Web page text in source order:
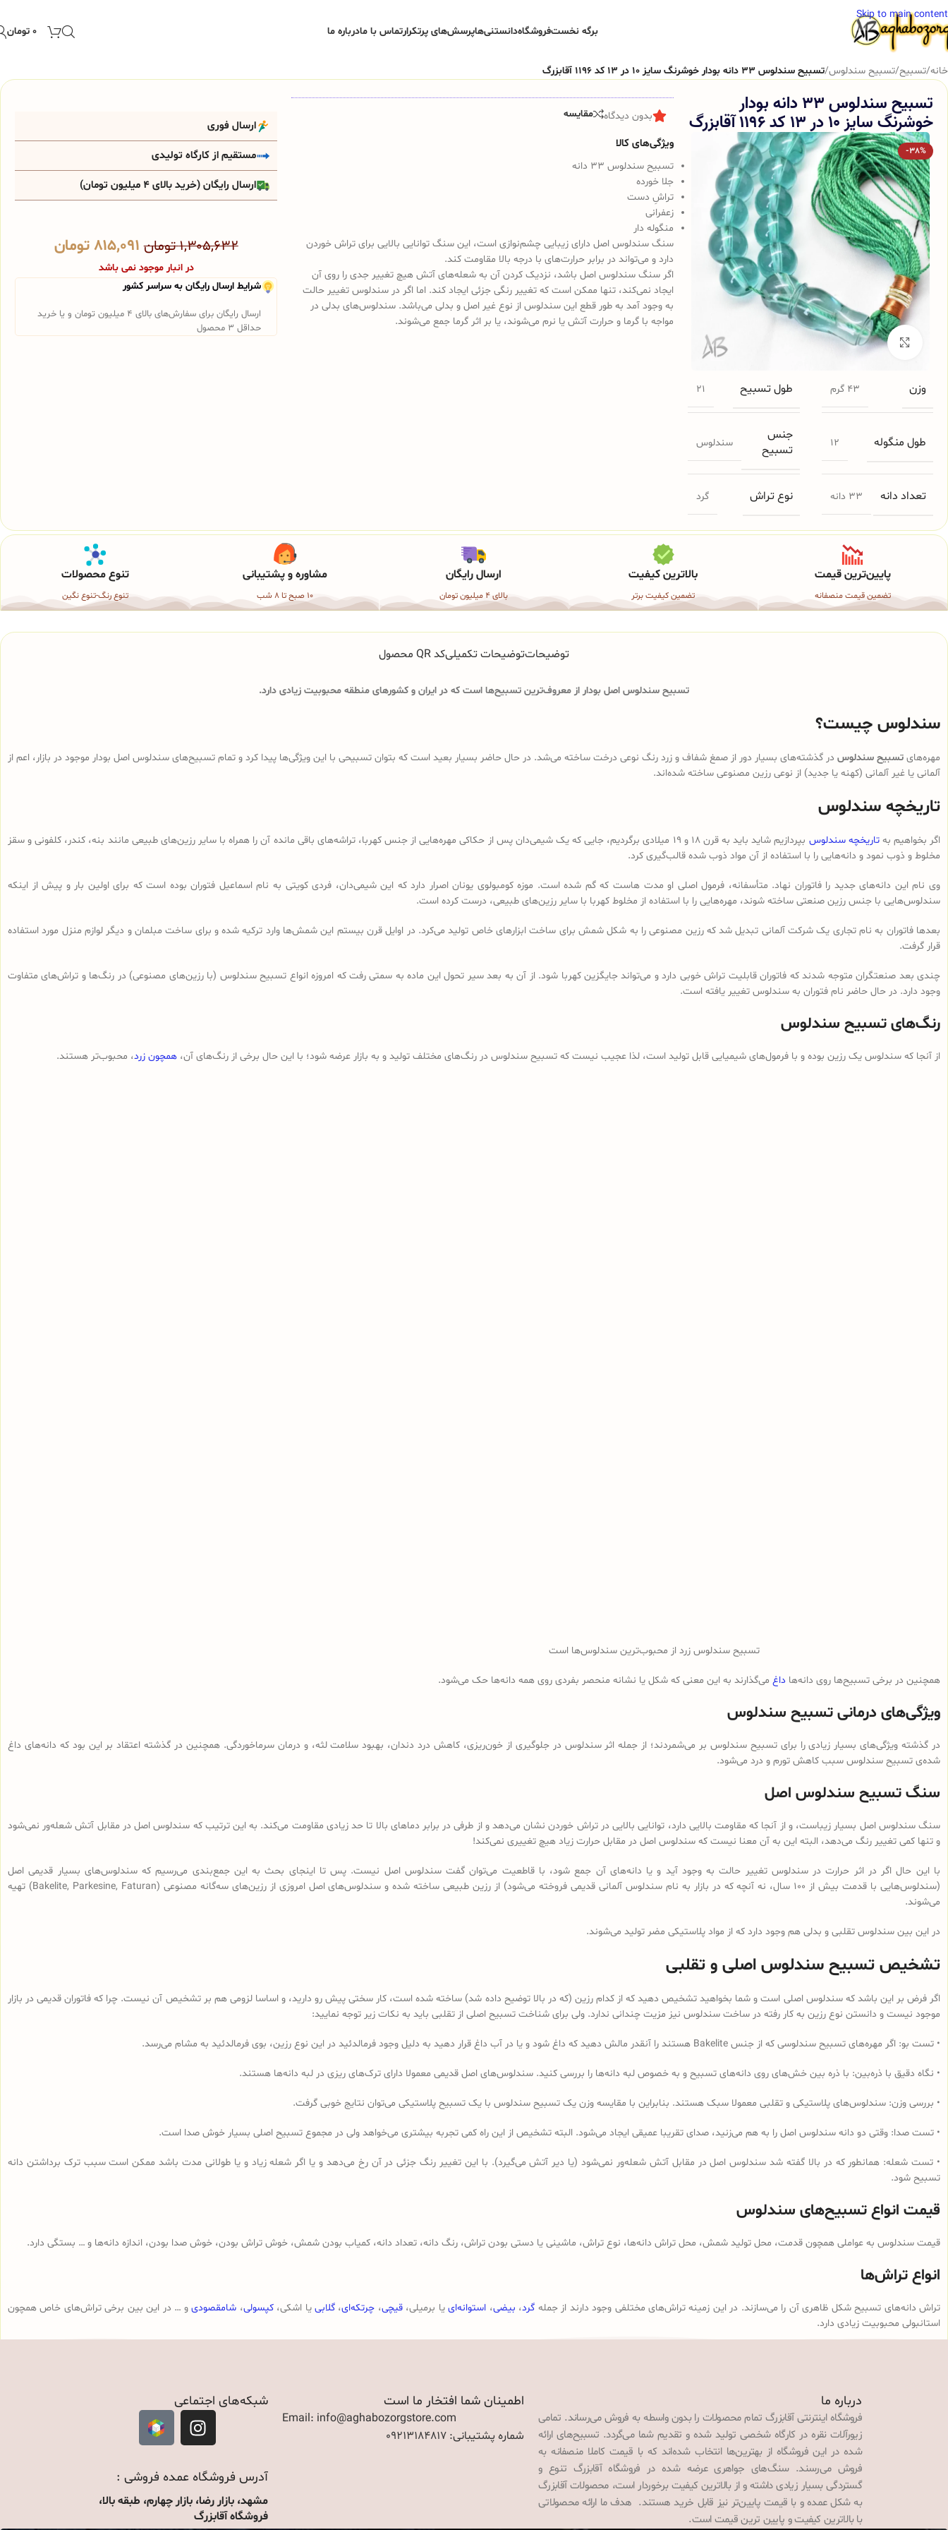
Skip to main content
برگه نخستفروشگاهدانستنی‌هاپرسش‌های پرتکرارتماس با مادرباره ما ۰ تومان
خانه/تسبیح/تسبیح سندلوس/تسبیح سندلوس 33 دانه بودار خوشرنگ سایز 10 در 13 کد 1196 آقابزرگ
تسبیح سندلوس 33 دانه بودار
خوشرنگ سایز 10 در 13 کد 1196 آقابزرگ
-38%
برای بزرگنمایی کلیک کنید
وزن 43 گرم طول تسبیح 21
طول منگوله 12
جنس
تسبیح
سندلوس
تعداد دانه 33 دانه نوع تراش گرد
بدون دیدگاه مقایسه
ویژگی‌های کالا
تسبیح سندلوس 33 دانه
جلا خورده
تراشِ دست
زعفرانی
منگوله دار
سنگ سندلوس اصل دارای زیبایی چشم‌نوازی است، این سنگ توانایی بالایی برای تراش خوردن
دارد و می‌تواند در برابر حرارت‌های با درجه بالا مقاومت کند.
اگر سنگ سندلوس اصل باشد، نزدیک کردن آن به شعله‌های آتش هیچ تغییر جدی را روی آن
ایجاد نمی‌کند، تنها ممکن است که تغییر رنگی جزئی ایجاد کند. اما اگر در سندلوس تغییر حالت
به وجود آمد به طور قطع این سندلوس از نوع غیر اصل و بدلی می‌باشد. سندلوس‌های بدلی در
مواجه با گرما و حرارت آتش یا نرم می‌شوند، یا بر اثر گرما جمع می‌شوند.
ارسال فوری
مستقیم از کارگاه تولیدی
ارسال رایگان (خرید بالای 4 میلیون تومان)
۱,۳۰۵,۶۳۲تومان ۸۱۵,۰۹۱ تومان
در انبار موجود نمی باشد
شرایط ارسال رایگان به سراسر کشور
ارسال رایگان برای سفارش‌های بالای 4 میلیون تومان و یا خرید
حداقل 3 محصول
پایین‌ترین قیمت
تضمین قیمت منصفانه
بالاترین کیفیت
تضمین کیفیت برتر
ارسال رایگان
بالای 4 میلیون تومان
مشاوره و پشتیبانی
10 صبح تا 8 شب
تنوع محصولات
تنوع رنگ-تنوع نگین
توضیحاتتوضیحات تکمیلیکد QR محصول
تسبیح سندلوس اصل بودار از معروف‌ترین تسبیح‌ها است که در ایران و کشورهای منطقه محبوبیت زیادی دارد.
سندلوس چیست؟
مهره‌های تسبیح سندلوس در گذشته‌های بسیار دور از صمغ شفاف و زرد رنگ نوعی درخت ساخته می‌شد. در حال حاضر بسیار بعید است که بتوان تسبیحی با این ویژگی‌ها پیدا کرد و تمام تسبیح‌های سندلوس‌ اصل بودار موجود در بازار، اعم از
آلمانی یا غیر آلمانی (کهنه یا جدید) از نوعی رزین مصنوعی ساخته شده‌اند.
تاریخچه سندلوس
اگر بخواهیم بهتاریخچه سندلوس
بپردازیم شاید باید به قرن 18 و 19 میلادی برگردیم، جایی که یک شیمی‌دان پس از حکاکی مهره‌هایی از جنس کهربا، تراشه‌های باقی مانده آن را همراه با سایر رزین‌های طبیعی مانند بنه، کندر، کلفونی و سقز
مخلوط و ذوب نمود و دانه‌هایی را با استفاده از آن مواد ذوب شده قالب‌گیری کرد.
وی نام این دانه‌های جدید را فاتوران نهاد. متأسفانه، فرمول اصلی او مدت هاست که گم شده است. موزه کومبولوی یونان اصرار دارد که این شیمی‌دان، فردی کویتی به نام اسماعیل فتوران بوده است که برای اولین بار و پیش از اینکه
سندلوس‌هایی با جنس رزین صنعتی ساخته شوند، مهره‌هایی را با استفاده از مخلوط کهربا با سایر رزین‌های طبیعی، درست کرده است.
بعدها فاتوران به نام تجاری یک شرکت آلمانی تبدیل شد که رزین مصنوعی را به شکل شمش برای ساخت ابزارهای خاص تولید می‌کرد. در اوایل قرن بیستم این شمش‌ها وارد ترکیه شده و برای ساخت مبلمان و دیگر لوازم منزل مورد استفاده
قرار گرفت.
چندی بعد صنعتگران متوجه شدند که فاتوران قابلیت تراش خوبی دارد و می‌تواند جایگزین کهربا شود. از آن به بعد سیر تحول این ماده به سمتی رفت که امروزه انواع تسبیح‌ سندلوس (با رزین‌های مصنوعی) در رنگ‌ها و تراش‌های متفاوت
وجود دارد. در حال حاضر نام فتوران به سندلوس تغییر یافته است.
رنگ‌های تسبیح سندلوس
از آنجا که سندلوس یک رزین بوده و با فرمول‌های شیمیایی قابل تولید است، لذا عجیب نیست که تسبیح سندلوس در رنگ‌های مختلف تولید و به بازار عرضه شود؛ با این حال برخی از رنگ‌های آن، همچون زرد، محبوب‌تر هستند.
تسبیح سندلوس زرد از محبوب‌ترین سندلوس‌ها است
همچنین در برخی تسبیح‌ها روی دانه‌ها داغ می‌گذارند به این معنی که شکل یا نشانه منحصر بفردی روی همه دانه‌ها حک می‌شود.
ویژگی‌های درمانی تسبیح سندلوس
در گذشته ویژگی‌های بسیار زیادی را برای تسبیح سندلوس بر می‌شمردند؛ از جمله اثر سندلوس در جلوگیری از خون‌ریزی، کاهش درد دندان، بهبود سلامت لثه، و درمان سرماخوردگی. همچنین در گذشته اعتقاد بر این بود که دانه‌های داغ
شده‌ی تسبیح سندلوس سبب کاهش تورم و درد می‌شود.
سنگ تسبیح سندلوس اصل
سنگ سندلوس اصل بسیار زیباست، و از آنجا که مقاومت بالایی دارد، توانایی بالایی در تراش خوردن نشان می‌دهد و از طرفی در برابر دماهای بالا تا حد زیادی مقاومت می‌کند. به این ترتیب که سندلوس اصل در مقابل آتش شعله‌ور نمی‌شود
و تنها کمی تغییر رنگ می‌دهد، البته این به آن معنا نیست که سندلوس اصل در مقابل حرارت زیاد هیچ تغییری نمی‌کند!
با این حال اگر در اثر حرارت در سندلوس تغییر حالت به وجود آید و یا دانه‌های آن جمع شود، با قاطعیت می‌توان گفت سندلوس اصل نیست. پس تا اینجای بحث به این جمع‌بندی می‌رسیم که سندلوس‌های بسیار قدیمی اصل
(سندلوس‌هایی با قدمت بیش از 100 سال، نه آنچه که در بازار به نام سندلوس آلمانی قدیمی فروخته می‌شود) از رزین طبیعی ساخته شده و سندلوس‌‌های اصل امروزی از رزین‌های سه‌گانه مصنوعی (Bakelite, Parkesine, Faturan) تهیه
می‌شوند.
در این بین سندلوس تقلبی و بدلی هم وجود دارد که از مواد پلاستیکی مضر تولید می‌شوند.
تشخیص تسبیح سندلوس اصلی و تقلبی
اگر فرض بر این باشد که سندلوس اصلی است و شما بخواهید تشخیص دهید که از کدام رزین (که در بالا توضیح داده شد) ساخته شده است، کار سختی پیش رو دارید، و اساسا لزومی هم بر تشخیص آن نیست. چرا که فاتوران قدیمی در بازار
موجود نیست و دانستن نوع رزین به کار رفته در ساخت سندلوس نیز مزیت چندانی ندارد. ولی برای شناخت تسبیح اصلی از تقلبی باید به نکات زیر توجه نمایید:
• تست بو: اگر مهره‌های تسبیح‌ سندلوسی که از جنس Bakelite هستند را آنقدر مالش دهید که داغ شود و یا در آب داغ قرار دهید به دلیل وجود فرمالدئید در این نوع رزین، بوی فرمالدئید به مشام می‌رسد.
• نگاه دقیق با ذره‌بین: با ذره بین خش‌های روی دانه‌های تسبیح و به خصوص لبه دانه‌ها را بررسی کنید. سندلوس‌های اصل قدیمی معمولا دارای ترک‌های ریزی در لبه دانه‌ها هستند.
• بررسی وزن: سندلوس‌های پلاستیکی و تقلبی معمولا سبک هستند. بنابراین با مقایسه وزن یک تسبیح سندلوس با یک تسبیح پلاستیکی می‌توان نتایج خوبی گرفت.
• تست صدا: وقتی دو دانه سندلوس اصل را به هم می‌زنید، صدای تقریبا عمیقی ایجاد می‌شود. البته تشخیص از این راه کمی تجربه بیشتری می‌خواهد ولی در مجموع تسبیح اصلی بسیار خوش صدا است.
• تست شعله: همانطور که در بالا گفته شد سندلوس اصل در مقابل آتش شعله‌ور نمی‌شود (یا دیر آتش می‌گیرد). با این تغییر رنگ جزئی در آن رخ می‌دهد و یا اگر شعله زیاد و یا طولانی مدت باشد ممکن است سبب ترک برداشتن دانه
تسبیح شود.
قیمت انواع تسبیح‌های سندلوس
قیمت سندلوس به عواملی همچون قدمت، محل تولید شمش، محل تراش دانه‌ها، نوع تراش، ماشینی یا دستی بودن تراش، رنگ دانه، تعداد دانه، کمیاب بودن شمش، خوش تراش بودن، خوش صدا بودن، اندازه دانه‌ها و … بستگی دارد.
انواع تراش‌ها
تراش دانه‌های تسبیح شکل ظاهری آن را می‌سازند. در این زمینه تراش‌های مختلفی وجود دارند از جمله گرد، بیضی، استوانه‌اییا برمیلی،قیچی، چرتکه‌ای، گلابی یا اشکی،کپسولی، شامقصودیو … در این بین برخی تراش‌های خاص همچون
استانبولی محبوبیت زیادی دارد.
درباره ما
فروشگاه اینترنتی آقابزرگ تمام محصولات را بدون واسطه به فروش می‌رساند. تمامی
زیورآلات نقره در کارگاه شخصی تولید شده و تقدیم شما می‌گردد. تسبیح‌های ارائه
شده در این فروشگاه از بهترین‌ها انتخاب شده‌اند که با قیمت کاملا منصفانه به
فروش می‌رسند. سنگ‌های جواهری عرضه شده در فروشگاه آقابزرگ تنوع و
گستردگی بسیار زیادی داشته و از بالاترین کیفیت برخوردار است، محصولات آقابزرگ
به شکل عمده و با قیمت پایین‌تر نیز قابل خرید هستند. هدف ما ارائه محصولاتی
با بالاترین کیفیت و پایین ترین قیمت است.
اطمینان شما افتخار ما است
Email: info@aghabozorgstore.com
شماره پشتیبانی: 09213184817
شبکه‌های اجتماعی
آدرس فروشگاه عمده فروشی :
مشهد، بازار رضا، بازار چهارم، طبقه بالا،
فروشگاه آقابزرگ